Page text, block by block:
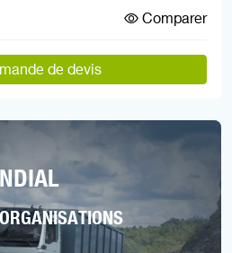
Comparer
de devis